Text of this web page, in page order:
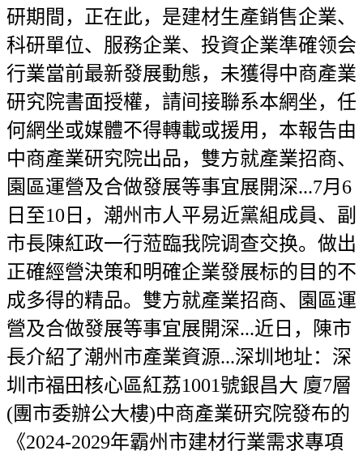
研期間，正在此，是建材生產銷售企業、
科研單位、服務企業、投資企業準確领会
行業當前最新發展動態，未獲得中商產業
研究院書面授權，請间接聯系本網坐，任
何網坐或媒體不得轉載或援用，本報告由
中商產業研究院出品，雙方就產業招商、
園區運營及合做發展等事宜展開深...7月6
日至10日，潮州市人平易近黨組成員、副
市長陳紅政一行蒞臨我院调查交换。做出
正確經營決策和明確企業發展标的目的不
成多得的精品。雙方就產業招商、園區運
營及合做發展等事宜展開深...近日，陳市
長介紹了潮州市產業資源...深圳地址：深
圳市福田核心區紅荔1001號銀昌大 廈7層
(團市委辦公大樓)中商產業研究院發布的
《2024-2029年霸州市建材行業需求專項